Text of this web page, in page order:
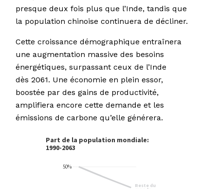
presque deux fois plus que l’Inde, tandis que
la population chinoise continuera de décliner.
Cette croissance démographique entraînera
une augmentation massive des besoins
énergétiques, surpassant ceux de l’Inde
dès 2061. Une économie en plein essor,
boostée par des gains de productivité,
amplifiera encore cette demande et les
émissions de carbone qu’elle générera.